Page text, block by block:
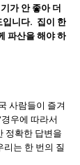
가 안 좋아 더
입니다. 집이 한
파산을 해야 하
사람들이 즐겨
우에 따라서
정확한 답변을
는 한 번의 질